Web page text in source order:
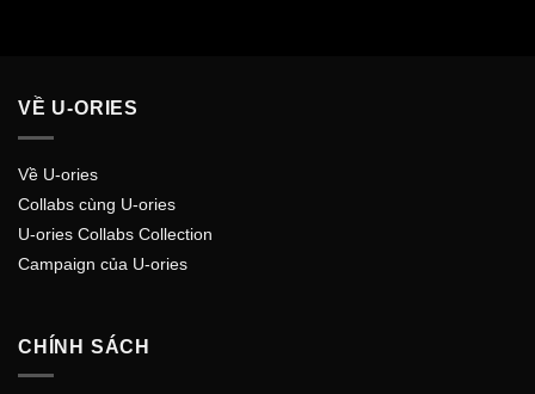
VỀ U-ORIES
Về U-ories
Collabs cùng U-ories
U-ories Collabs Collection
Campaign của U-ories
CHÍNH SÁCH